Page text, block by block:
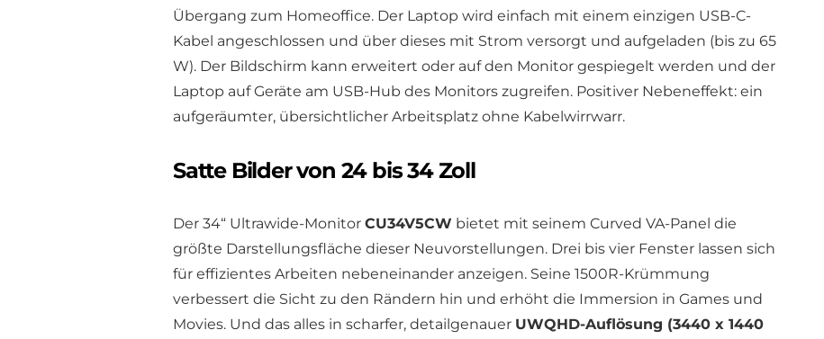
Übergang zum Homeoffice. Der Laptop wird einfach mit einem einzigen USB-C-
Kabel angeschlossen und über dieses mit Strom versorgt und aufgeladen (bis zu 65
W). Der Bildschirm kann erweitert oder auf den Monitor gespiegelt werden und der
Laptop auf Geräte am USB-Hub des Monitors zugreifen. Positiver Nebeneffekt: ein
aufgeräumter, übersichtlicher Arbeitsplatz ohne Kabelwirrwarr.
Satte Bilder von 24 bis 34 Zoll
Der 34“ Ultrawide-Monitor CU34V5CW bietet mit seinem Curved VA-Panel die
größte Darstellungsfläche dieser Neuvorstellungen. Drei bis vier Fenster lassen sich
für effizientes Arbeiten nebeneinander anzeigen. Seine 1500R-Krümmung
verbessert die Sicht zu den Rändern hin und erhöht die Immersion in Games und
Movies. Und das alles in scharfer, detailgenauer UWQHD-Auflösung (3440 x 1440